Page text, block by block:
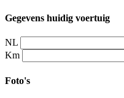
Gegevens huidig voertuig
NL
Km
Foto's